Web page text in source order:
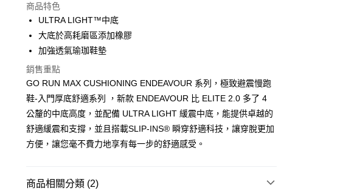
大哥付你分期
相關說明
1.本服務由台灣大哥大提供，台灣大哥大用戶可立即使用無須另外申請。
2.付款方式選擇「大哥付你分期」，訂單成立後會自動跳轉到大哥付的交易
流程，驗證手機門號後，選擇欲分期的期數、繳款截止日，確認付款後即
完成交易。
3.實際核准額度、可分期數及費用金額請依後續交易確認頁面所載為準。
4.訂單成立30分鐘內，如未前往確認交易或遇審核未通過，訂單將自動取
消。如遇「轉專審核」未通過狀況，表示未達大哥付你分期系統評分，恕
無法說明評估內容。
【繳款方式說明】
帳／街口支付／iPASS MONEY」等通路繳費。
ATM付款
宅配
每筆NT$100，滿NT$2,500(含以上)免運費
商品特色
ULTRA LIGHT™中底
大底於高耗磨區添加橡膠
加強透氣瑜珈鞋墊
銷售重點
GO RUN MAX CUSHIONING ENDEAVOUR 系列，極致避震慢跑
鞋-入門厚底舒適系列 ，新款 ENDEAVOUR 比 ELITE 2.0 多了 4
公釐的中底高度，並配備 ULTRA LIGHT 緩震中底，能提供卓越的
舒適緩震和支撐，並且搭載SLIP-INS® 瞬穿舒適科技，讓穿脫更加
方便，讓您毫不費力地享有每一步的舒適感受。
商品相關分類 (2)